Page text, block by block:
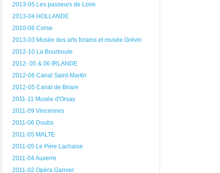
2013-05 Les passeurs de Loire
2013-04 HOLLANDE
2010-06 Corse
2013-03 Musée des arts forains et musée Grévin
2012-10 La Bourboule
2012- 05 & 06 IRLANDE
2012-06 Canal Saint-Martin
2012-05 Canal de Briare
2011-11 Musée d'Orsay
2011-09 Vincennes
2011-06 Doubs
2011-05 MALTE
2011-05 Le Père Lachaise
2011-04 Auxerre
2011-02 Opéra Garnier